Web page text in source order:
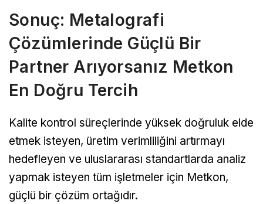
Sonuç: Metalografi
Çözümlerinde Güçlü Bir
Partner Arıyorsanız Metkon
En Doğru Tercih
Kalite kontrol süreçlerinde yüksek doğruluk elde
etmek isteyen, üretim verimliliğini artırmayı
hedefleyen ve uluslararası standartlarda analiz
yapmak isteyen tüm işletmeler için Metkon,
güçlü bir çözüm ortağıdır.